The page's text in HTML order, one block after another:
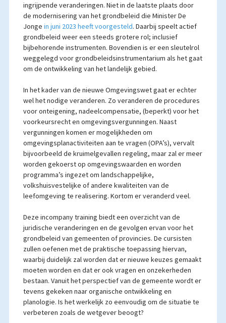
ingrijpende veranderingen. Niet in de laatste plaats door
de modernisering van het grondbeleid die Minister De
Jonge in juni 2023 heeft voorgesteld. Daarbij speelt actief
grondbeleid weer een steeds grotere rol; inclusief
bijbehorende instrumenten. Bovendien is er een sleutelrol
weggelegd voor grondbeleidsinstrumentarium als het gaat
om de ontwikkeling van het landelijk gebied.
In het kader van de nieuwe Omgevingswet gaat er echter
wel het nodige veranderen. Zo veranderen de procedures
voor onteigening, nadeelcompensatie, (beperkt) voor het
voorkeursrecht en omgevingsvergunningen. Naast
vergunningen komen er mogelijkheden om
omgevingsplanactiviteiten aan te vragen (OPA’s), vervalt
bijvoorbeeld de kruimelgevallen regeling, maar zal er meer
worden gekoerst op omgevingswaarden en worden
programma’s ingezet om landschappelijke,
volkshuisvestelijke of andere kwaliteiten van de
leefomgeving te realisering. Kortom er veranderd veel.
Deze incompany training biedt een overzicht van de
juridische veranderingen en de gevolgen ervan voor het
grondbeleid van gemeenten of provincies. De cursisten
zullen oefenen met de praktische toepassing hiervan,
waarbij duidelijk zal worden dat er nieuwe keuzes gemaakt
moeten worden en dat er ook vragen en onzekerheden
bestaan. Vanuit het perspectief van de gemeente wordt er
tevens gekeken naar organische ontwikkeling en
planologie. Is het werkelijk zo eenvoudig om de situatie te
verbeteren zoals de wetgever beoogt?